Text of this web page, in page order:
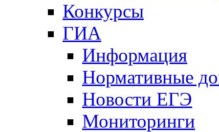
Конкурсы
ГИА
Информация
Нормативные
Новости ЕГЭ
Мониторинги